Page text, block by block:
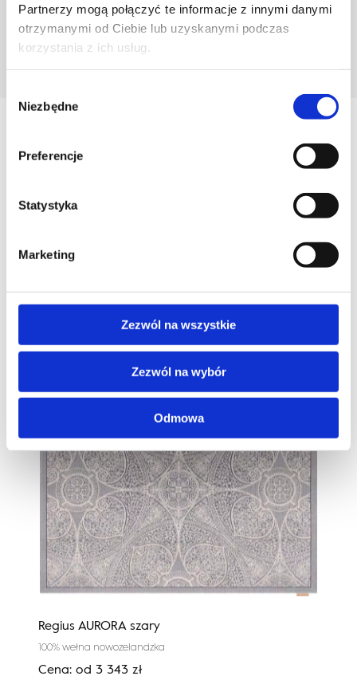
Partnerzy mogą połączyć te informacje z innymi danymi
otrzymanymi od Ciebie lub uzyskanymi podczas
korzystania z ich usług.
zgody
Niezbędne
Preferencje
Statystyka
Marketing
Zezwól na wszystkie
Zezwól na wybór
Odmowa
Podobne produkty
Regius AURORA szary
100% wełna nowozelandzka
Cena: od 3 343 zł